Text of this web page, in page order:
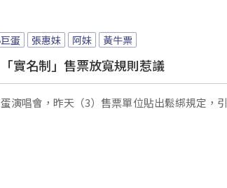
蛋 張惠妹 阿妹 黃牛票
實名制」售票放寬規則惹議
演唱會，昨天（3）售票單位貼出鬆綁規定，引